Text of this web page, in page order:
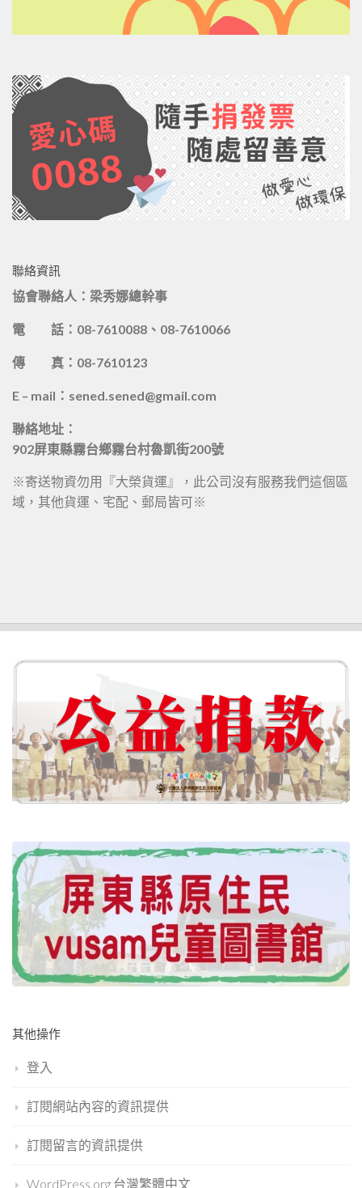
聯絡資訊
協會聯絡人：梁秀娜總幹事
電 話：08-7610088、08-7610066
傳 真：08-7610123
E – mail：sened.sened@gmail.com
聯絡地址：
902屏東縣霧台鄉霧台村魯凱街200號
※寄送物資勿用『大榮貨運』，此公司沒有服務我們這個區
域，其他貨運、宅配、郵局皆可※
其他操作
登入
訂閱網站內容的資訊提供
訂閱留言的資訊提供
WordPress.org 台灣繁體中文